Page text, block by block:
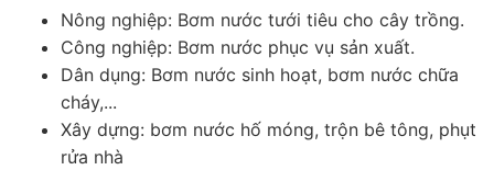
Nông nghiệp: Bơm nước tưới tiêu cho cây trồng.
Công nghiệp: Bơm nước phục vụ sản xuất.
Dân dụng: Bơm nước sinh hoạt, bơm nước chữa
cháy,...
Xây dựng: bơm nước hố móng, trộn bê tông, phụt
rửa nhà